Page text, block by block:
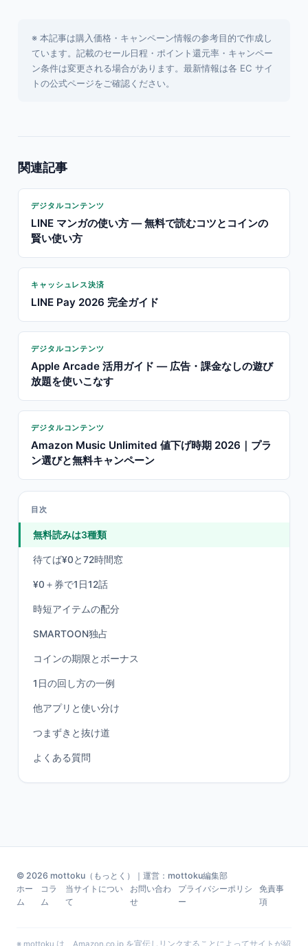
※ 本記事は購入価格・キャンペーン情報の参考目的で作成し
ています。記載のセール日程・ポイント還元率・キャンペー
ン条件は変更される場合があります。最新情報は各 EC サイ
トの公式ページをご確認ください。
関連記事
デジタルコンテンツ
LINE マンガの使い方 — 無料で読むコツとコインの
賢い使い方
キャッシュレス決済
LINE Pay 2026 完全ガイド
デジタルコンテンツ
Apple Arcade 活用ガイド — 広告・課金なしの遊び
放題を使いこなす
デジタルコンテンツ
Amazon Music Unlimited 値下げ時期 2026｜プラ
ン選びと無料キャンペーン
目次
無料読みは3種類
待てば¥0と72時間窓
¥0＋券で1日12話
時短アイテムの配分
SMARTOON独占
コインの期限とボーナス
1日の回し方の一例
他アプリと使い分け
つまずきと抜け道
よくある質問
© 2026 mottoku（もっとく）｜運営：mottoku編集部
ホー
ム
コラ
ム
当サイトについ
て
お問い合わ
せ
プライバシーポリシ
ー
免責事
項
※ mottoku は、Amazon.co.jp を宣伝しリンクすることによってサイトが紹